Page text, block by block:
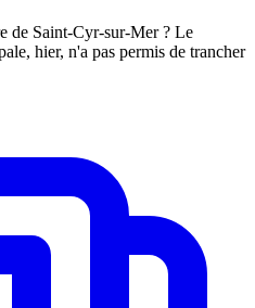
de Saint-Cyr-sur-Mer ? Le
hier, n'a pas permis de trancher